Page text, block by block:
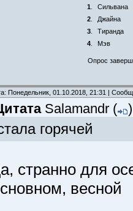
1. Сильвана
2. Джайна
3. Тиранда
4. Мэв
Опрос
Понедельник, 01.10.2018, 21:31 |
Salamandr ( )
горячей
странно для
весной